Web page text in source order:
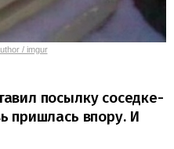
/ imgur
посылку соседке-
пришлась впору. И